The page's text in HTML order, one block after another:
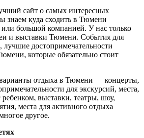
сайт о самых интересных
куда сходить в Тюмени
большой компанией. У нас только
и выставки Тюмени. События для
лучшие достопримечательности
которые обязательно стоит
отдыха в Тюмени — концерты,
для экскурсий, места,
выставки, театры, шоу,
места для активного отдыха
другое.